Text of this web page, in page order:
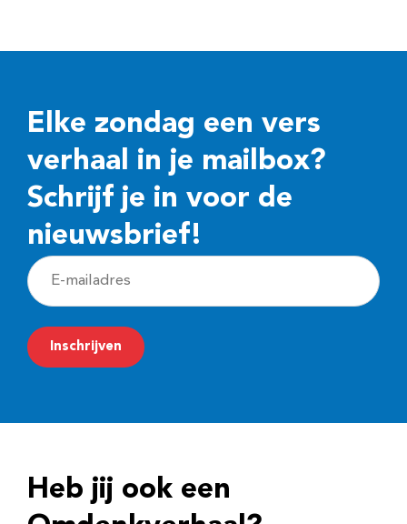
Elke zondag een vers
verhaal in je mailbox?
Schrijf je in voor de
nieuwsbrief!
E
-
m
a
r
Inschrijven
Heb jij ook een